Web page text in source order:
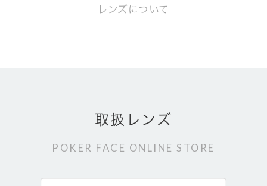
レンズについて
取扱レンズ
POKER FACE ONLINE STORE